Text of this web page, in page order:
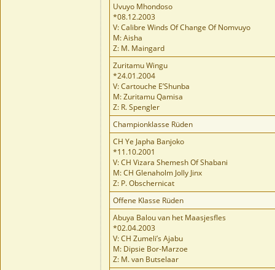
Uvuyo Mhondoso
*08.12.2003
V: Calibre Winds Of Change Of Nomvuyo
M: Aisha
Z: M. Maingard
Zuritamu Wingu
*24.01.2004
V: Cartouche E’Shunba
M: Zuritamu Qamisa
Z: R. Spengler
Championklasse Rüden
CH Ye Japha Banjoko
*11.10.2001
V: CH Vizara Shemesh Of Shabani
M: CH Glenaholm Jolly Jinx
Z: P. Obschernicat
Offene Klasse Rüden
Abuya Balou van het Maasjesfles
*02.04.2003
V: CH Zumeli’s Ajabu
M: Dipsie Bor-Marzoe
Z: M. van Butselaar